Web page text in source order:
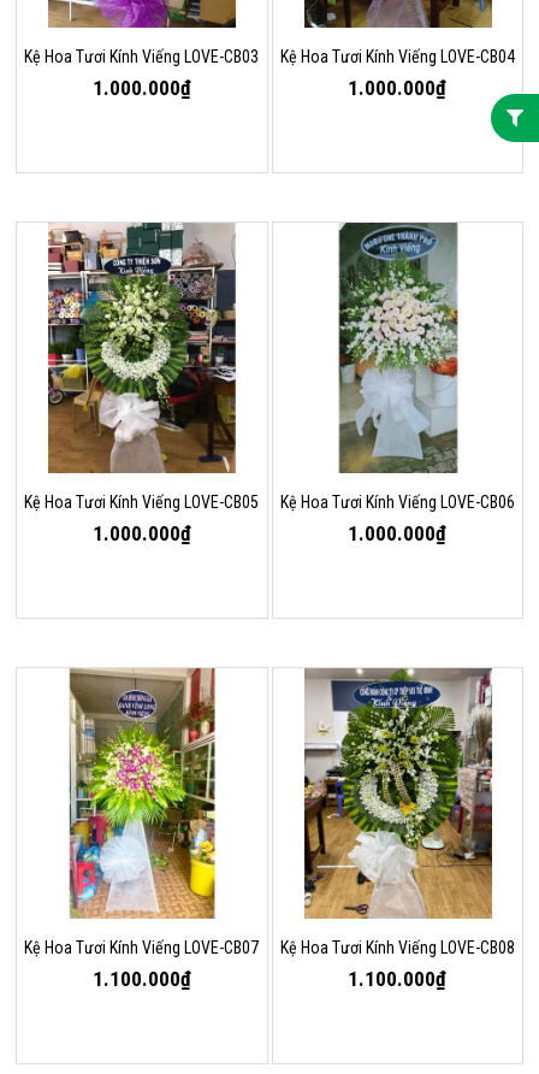
Kệ Hoa Tươi Kính Viếng LOVE-CB03
1.000.000₫
Kệ Hoa Tươi Kính Viếng LOVE-CB04
1.000.000₫
Kệ Hoa Tươi Kính Viếng LOVE-CB05
1.000.000₫
Kệ Hoa Tươi Kính Viếng LOVE-CB06
1.000.000₫
Kệ Hoa Tươi Kính Viếng LOVE-CB07
1.100.000₫
Kệ Hoa Tươi Kính Viếng LOVE-CB08
1.100.000₫